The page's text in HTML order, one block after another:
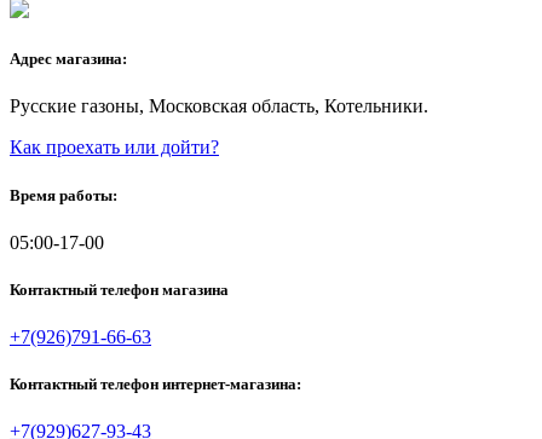
Адрес магазина:
Русские газоны, Московская область, Котельники.
Как проехать или дойти?
Время работы:
05:00-17-00
Контактный телефон магазина
+7(926)791-66-63
Контактный телефон интернет-магазина:
+7(929)627-93-43